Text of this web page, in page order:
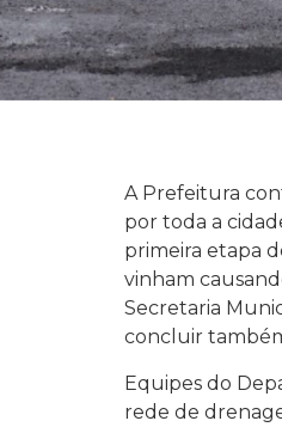
A Prefeitura
por toda a
primeira etapa
vinham
Secretaria
concluir
Equipes do
rede de